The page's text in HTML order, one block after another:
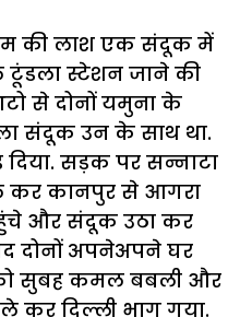
की लाश एक संदूक में
टूंडला स्टेशन जाने की
से दोनों यमुना के
संदूक उन के साथ था.
सड़क पर सन्नाटा
कर कानपुर से आगरा
और संदूक उठा कर
दोनों अपनेअपने घर
सुबह कमल बबली और
कर दिल्ली भाग गया.